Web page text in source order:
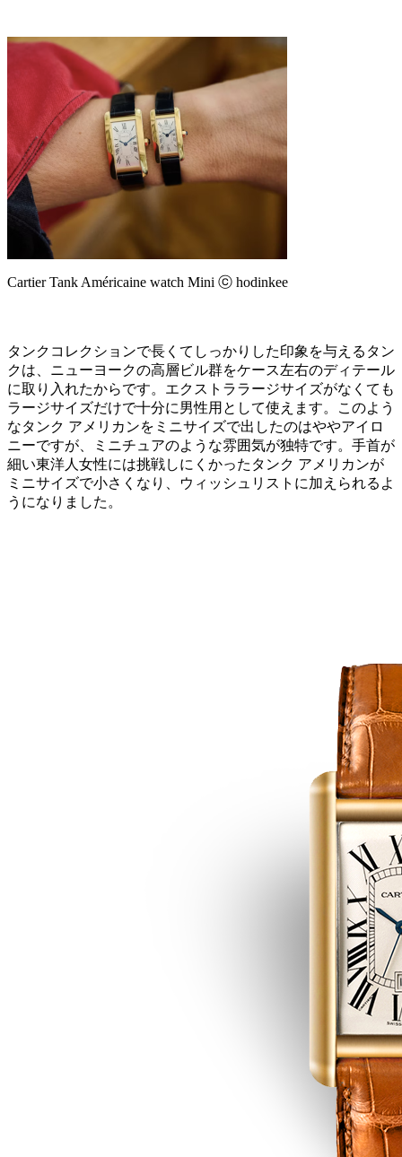
Cartier Tank Américaine watch Mini ⓒ hodinkee
タンクコレクションで長くてしっかりした印象を与えるタン
クは、ニューヨークの高層ビル群をケース左右のディテール
に取り入れたからです。エクストララージサイズがなくても
ラージサイズだけで十分に男性用として使えます。このよう
なタンク アメリカンをミニサイズで出したのはややアイロ
ニーですが、ミニチュアのような雰囲気が独特です。手首が
細い東洋人女性には挑戦しにくかったタンク アメリカンが
ミニサイズで小さくなり、ウィッシュリストに加えられるよ
うになりました。